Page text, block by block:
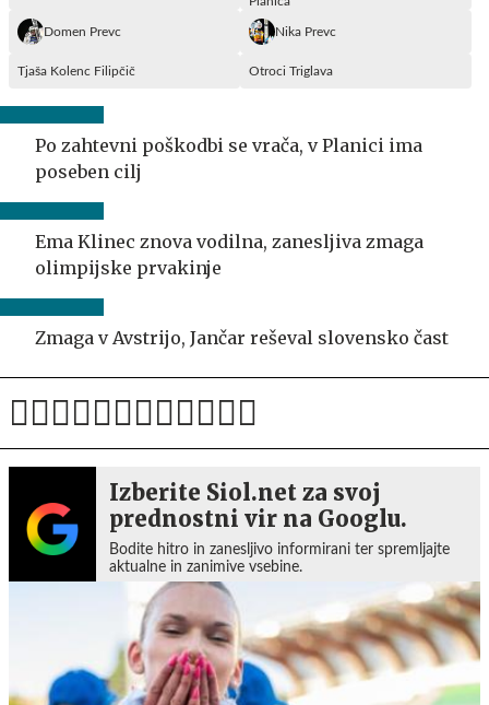
Domen Prevc Nika Prevc
Tjaša Kolenc Filipčič Otroci Triglava
Po zahtevni poškodbi se vrača, v Planici ima
poseben cilj
Ema Klinec znova vodilna, zanesljiva zmaga
olimpijske prvakinje
Zmaga v Avstrijo, Jančar reševal slovensko čast
Izberite Siol.net za svoj
prednostni vir na Googlu.
Bodite hitro in zanesljivo informirani ter spremljajte
aktualne in zanimive vsebine.